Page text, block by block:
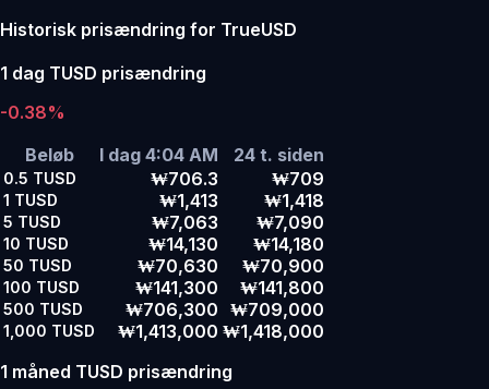
Historisk prisændring for TrueUSD
1 dag TUSD prisændring
-0.38%
Beløb
I dag 4:04 AM 24 t. siden
0.5 TUSD ₩706.3 ₩709
1 TUSD ₩1,413 ₩1,418
5 TUSD ₩7,063 ₩7,090
10 TUSD ₩14,130 ₩14,180
50 TUSD ₩70,630 ₩70,900
100 TUSD ₩141,300 ₩141,800
500 TUSD ₩706,300 ₩709,000
1,000 TUSD ₩1,413,000 ₩1,418,000
1 måned TUSD prisændring